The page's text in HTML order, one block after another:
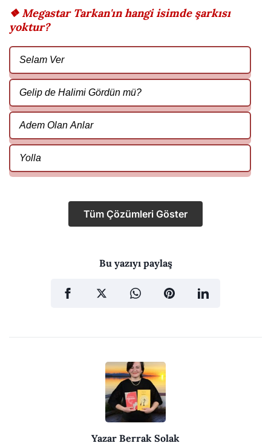
❖ Megastar Tarkan'ın hangi isimde şarkısı
yoktur?
Selam Ver
Gelip de Halimi Gördün mü?
Adem Olan Anlar
Yolla
Tüm Çözümleri Göster
Bu yazıyı paylaş
Yazar Berrak Solak